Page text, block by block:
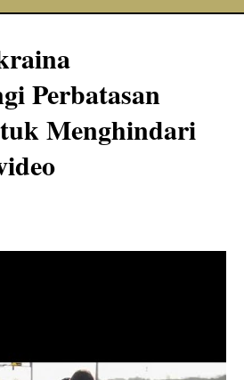
Perbatasan
Menghindari